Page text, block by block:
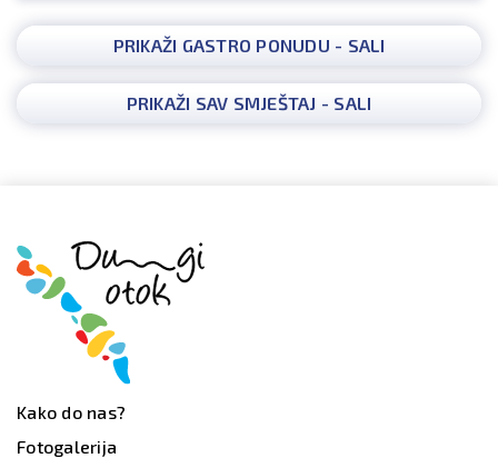
PRIKAŽI GASTRO PONUDU - SALI
PRIKAŽI SAV SMJEŠTAJ - SALI
Kako do nas?
Fotogalerija